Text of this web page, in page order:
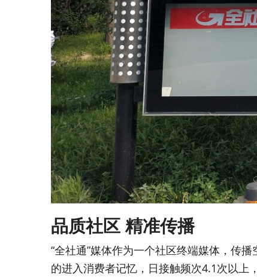
品质社区 精准传播
“全社通”媒体作为一个社区终端媒体，传
的进入消费者记忆，日接触频次4.1次以上